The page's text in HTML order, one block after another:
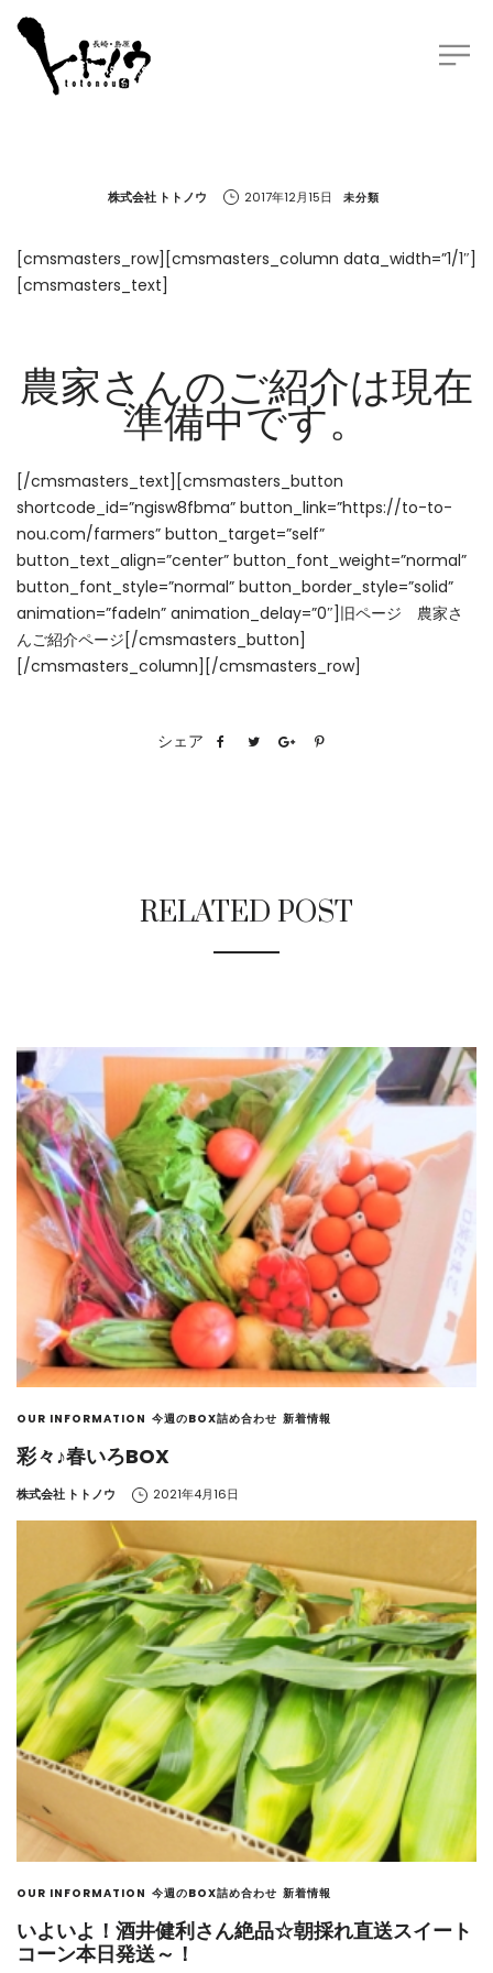
by
株式会社 トトノウ 2017年12月15日 未分類
[cmsmasters_row][cmsmasters_column data_width=”1/1″]
[cmsmasters_text]
農家さんのご紹介は現在
準備中です。
[/cmsmasters_text][cmsmasters_button
shortcode_id=”ngisw8fbma” button_link=”https://to-to-
nou.com/farmers” button_target=”self”
button_text_align=”center” button_font_weight=”normal”
button_font_style=”normal” button_border_style=”solid”
animation=”fadeIn” animation_delay=”0″]旧ページ 農家さ
んご紹介ページ[/cmsmasters_button]
[/cmsmasters_column][/cmsmasters_row]
シェア
RELATED POST
OUR INFORMATION 今週のBOX詰め合わせ 新着情報
彩々♪春いろBOX
by
株式会社 トトノウ 2021年4月16日
OUR INFORMATION 今週のBOX詰め合わせ 新着情報
いよいよ！酒井健利さん絶品☆朝採れ直送スイート
コーン本日発送～！